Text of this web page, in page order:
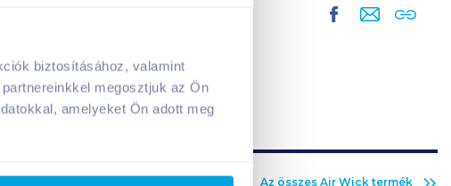
biztosításához, valamint
megosztjuk az Ön
amelyeket Ön adott meg
Az összes Air Wick termék